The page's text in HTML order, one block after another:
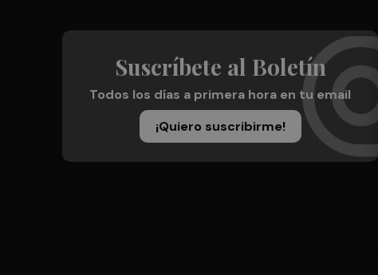
Suscríbete al Boletín
Todos los días a primera hora en tu email
¡Quiero suscribirme!